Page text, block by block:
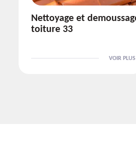
Etanchéité toiture 33
VOIR PLUS